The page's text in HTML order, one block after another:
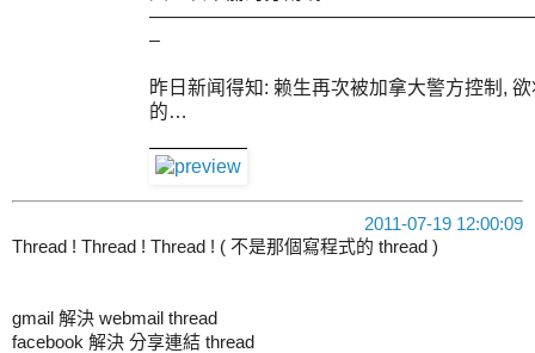
–
昨日新闻得知: 赖生再次被加拿大警方控制,
的…
2011-07-19 12:00:09
Thread ! Thread ! Thread ! ( 不是那個寫程式的 thread )
gmail 解決 webmail thread
facebook 解決 分享連結 thread